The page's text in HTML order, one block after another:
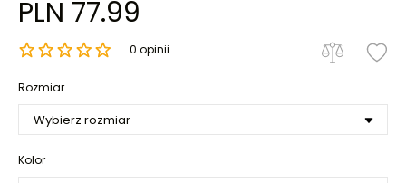
PLN 77.99
0 opinii
Rozmiar
Kolor